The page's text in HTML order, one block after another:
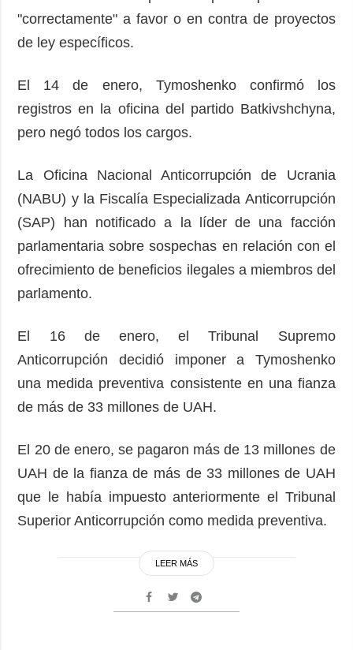
"correctamente" a favor o en contra de proyectos
de ley específicos.
El 14 de enero, Tymoshenko confirmó los
registros en la oficina del partido Batkivshchyna,
pero negó todos los cargos.
La Oficina Nacional Anticorrupción de Ucrania
(NABU) y la Fiscalía Especializada Anticorrupción
(SAP) han notificado a la líder de una facción
parlamentaria sobre sospechas en relación con el
ofrecimiento de beneficios ilegales a miembros del
parlamento.
El 16 de enero, el Tribunal Supremo
Anticorrupción decidió imponer a Tymoshenko
una medida preventiva consistente en una fianza
de más de 33 millones de UAH.
El 20 de enero, se pagaron más de 13 millones de
UAH de la fianza de más de 33 millones de UAH
que le había impuesto anteriormente el Tribunal
Superior Anticorrupción como medida preventiva.
LEER MÁS